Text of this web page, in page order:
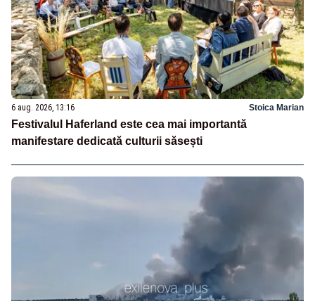
6 aug. 2026, 13:16 Stoica Marian
Festivalul Haferland este cea mai importantă
manifestare dedicată culturii săsești